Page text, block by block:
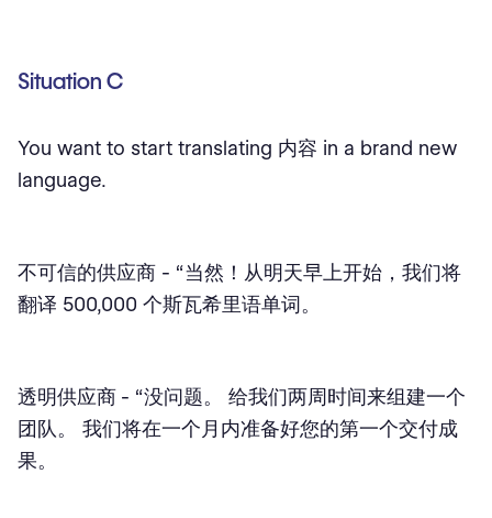
Situation C
You want to start translating 内容 in a brand new
language.
不可信的供应商 - “当然！从明天早上开始，我们将
翻译 500,000 个斯瓦希里语单词。
透明供应商 - “没问题。 给我们两周时间来组建一个
团队。 我们将在一个月内准备好您的第一个交付成
果。